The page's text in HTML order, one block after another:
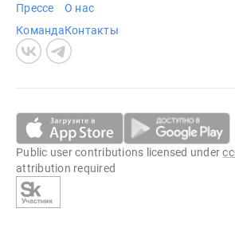
Прессе
Команда
О нас
Контакты
Public user contributions licensed under
attribution required